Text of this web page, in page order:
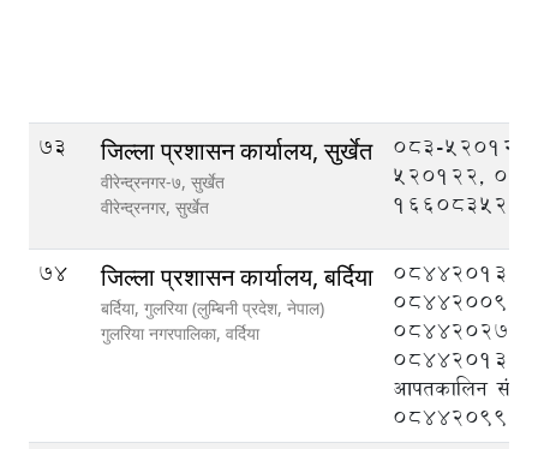
73 जिल्ला प्रशासन कार्यालय, सुर्खेत
वीरेन्द्रनगर-७, सुर्खेत
वीरेन्द्रनगर, सुर्खेत
083-
520122,
74 जिल्ला प्रशासन कार्यालय, बर्दिया
बर्दिया, गुलरिया (लुम्बिनी प्रदेश, नेपाल)
गुलरिया नगरपालिका, वर्दिया
084420133,
084420095,
084420276,
084420132,
आपतकालिन
084420999